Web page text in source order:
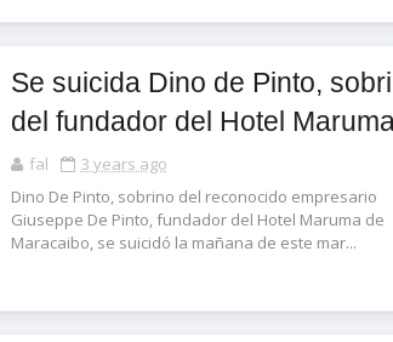
Se suicida Dino de Pinto,
del fundador del Hotel
fal
3 years ago
Dino De Pinto, sobrino del reconocido empresario
Giuseppe De Pinto, fundador del Hotel Maruma de
Maracaibo, se suicidó la mañana de este mar...